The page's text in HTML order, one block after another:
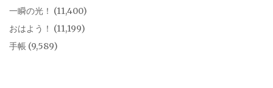
一瞬の光！ (11,400)
おはよう！ (11,199)
手帳 (9,589)